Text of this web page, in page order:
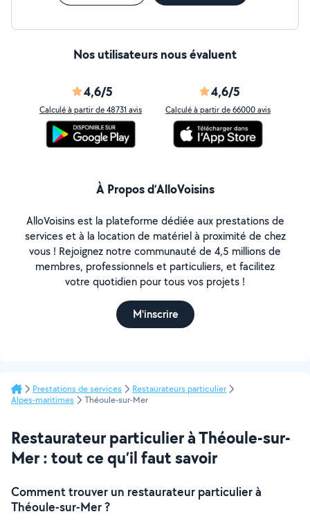
Nos utilisateurs nous évaluent
4,6/5
Calculé à partir de 48731 avis
4,6/5
Calculé à partir de 66000 avis
À Propos d’AlloVoisins
AlloVoisins est la plateforme dédiée aux prestations de
services et à la location de matériel à proximité de chez
vous ! Rejoignez notre communauté de 4,5 millions de
membres, professionnels et particuliers, et facilitez
votre quotidien pour tous vos projets !
M'inscrire
Prestations de services
Restaurateurs particulier
Alpes-maritimes
Théoule-sur-Mer
Restaurateur particulier à Théoule-sur-
Mer : tout ce qu’il faut savoir
Comment trouver un restaurateur particulier à
Théoule-sur-Mer ?